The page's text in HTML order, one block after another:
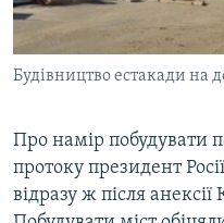
Будівництво естакади на
​Про намір побудувати
протоку президент
відразу ж після